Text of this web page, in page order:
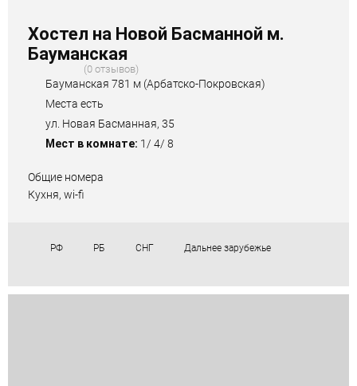
Хостел на Новой Басманной м.
Бауманская
0 отзывов
Бауманская 781 м (Арбатско-Покровская)
Места есть
ул. Новая Басманная, 35
Мест в комнате: 1/ 4/ 8
Общие номера
Кухня, wi-fi
РФ РБ СНГ Дальнее зарубежье